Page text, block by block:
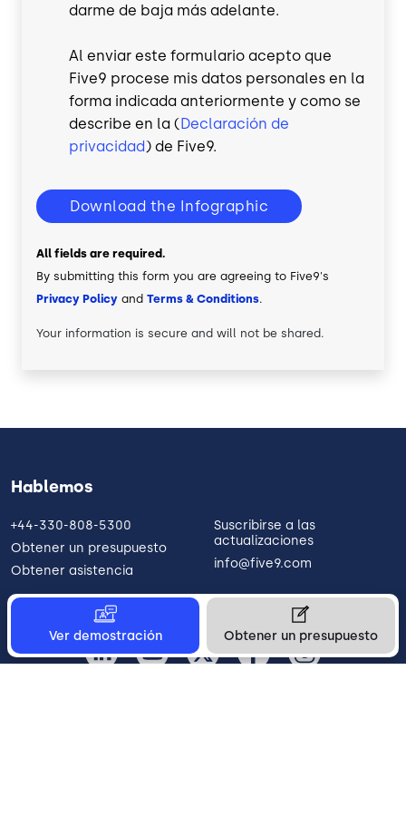
darme de baja más adelante.
Al enviar este formulario acepto que
Five9 procese mis datos personales en la
forma indicada anteriormente y como se
describe en la (Declaración de
privacidad) de Five9.
Download the Infographic
All fields are required.
By submitting this form you are agreeing to Five9's
Privacy Policy and Terms & Conditions.
Your information is secure and will not be shared.
Ver demostración Obtener un presupuesto
Hablemos
+44-330-808-5300
Obtener un presupuesto
Obtener asistencia
Suscribirse a las
actualizaciones
info@five9.com